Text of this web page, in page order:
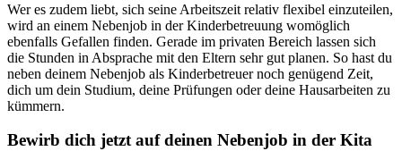
Wer es zudem liebt, sich seine Arbeitszeit relativ flexibel einzuteilen,
wird an einem Nebenjob in der Kinderbetreuung womöglich
ebenfalls Gefallen finden. Gerade im privaten Bereich lassen sich
die Stunden in Absprache mit den Eltern sehr gut planen. So hast du
neben deinem Nebenjob als Kinderbetreuer noch genügend Zeit,
dich um dein Studium, deine Prüfungen oder deine Hausarbeiten zu
kümmern.
Bewirb dich jetzt auf deinen Nebenjob in der Kita